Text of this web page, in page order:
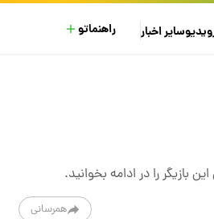
ویدیوسایراخبار راهنماتو
بازیگر را در ادامه بخوانید.
همرسانی